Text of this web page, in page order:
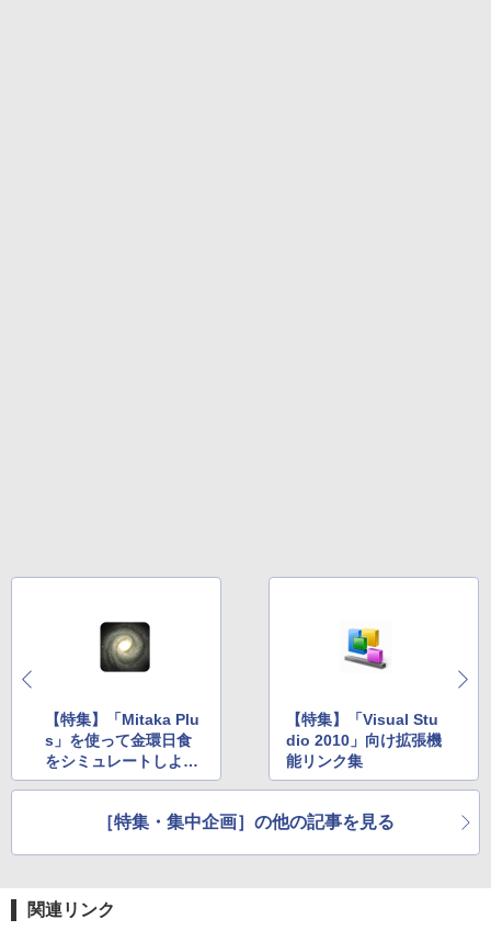
【特集】「Mitaka Plu
s」を使って金環日食
をシミュレートしよ
う！
【特集】「Visual Stu
dio 2010」向け拡張機
能リンク集
［特集・集中企画］の他の記事を見る
関連リンク